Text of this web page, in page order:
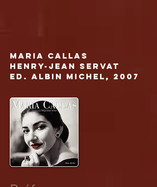
MARIA Callas
Henry-Jean SERVAT
Ed. Albin michel, 2007